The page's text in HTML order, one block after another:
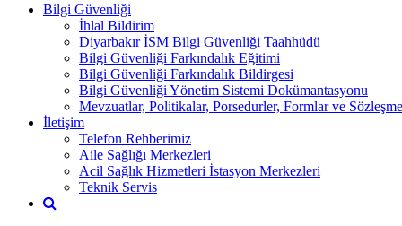
Bilgi Güvenliği
İhlal Bildirim
Diyarbakır İSM Bilgi Güvenliği Taahhüdü
Bilgi Güvenliği Farkındalık Eğitimi
Bilgi Güvenliği Farkındalık Bildirgesi
Bilgi Güvenliği Yönetim Sistemi Dokümantasyonu
Mevzuatlar, Politikalar, Porsedurler, Formlar ve
İletişim
Telefon Rehberimiz
Aile Sağlığı Merkezleri
Acil Sağlık Hizmetleri İstasyon Merkezleri
Teknik Servis